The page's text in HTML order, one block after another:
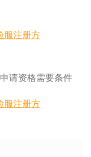
请资格需要条件